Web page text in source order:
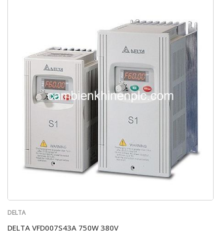
DELTA
DELTA VFD007S43A 750W 380V